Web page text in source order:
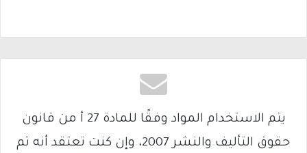
يتم الاستخدام المواد وفقًا للمادة 27 أ من قانون
حقوق التأليف والنشر 2007، وإن كنت تعتقد أنه تم